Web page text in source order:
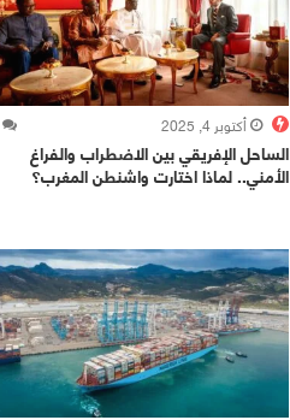
أكتوبر 4, 2025
الساحل الإفريقي بين الاضطراب والفراغ
الأمني.. لماذا اختارت واشنطن المغرب؟